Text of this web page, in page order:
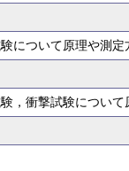
について原理や測定
，衝撃試験について